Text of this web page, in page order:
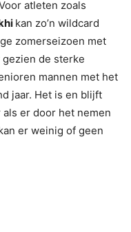
atleten zoals
kan zo’n wildcard
zomerseizoen met
gezien de sterke
mannen met het
jaar. Het is en blijft
er door het nemen
er weinig of geen